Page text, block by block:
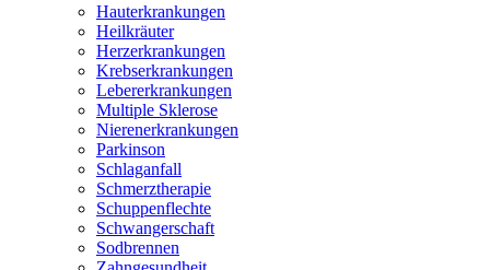
Hauterkrankungen
Heilkräuter
Herzerkrankungen
Krebserkrankungen
Lebererkrankungen
Multiple Sklerose
Nierenerkrankungen
Parkinson
Schlaganfall
Schmerztherapie
Schuppenflechte
Schwangerschaft
Sodbrennen